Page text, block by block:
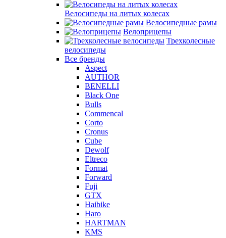
Велосипеды на литых колесах
Велосипедные рамы
Велоприцепы
Трехколесные
велосипеды
Все бренды
Aspect
AUTHOR
BENELLI
Black One
Bulls
Commencal
Corto
Cronus
Cube
Dewolf
Eltreco
Format
Forward
Fuji
GTX
Haibike
Haro
HARTMAN
KMS